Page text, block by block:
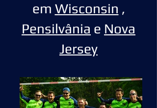
em Wisconsin ,
Pensilvânia e Nova
Jersey